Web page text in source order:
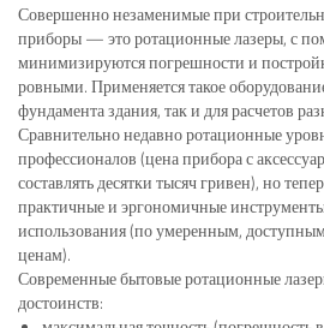
Совершенно незаменимые при
приборы — это ротационные лазеры, с
минимизируются погрешности и
ровными. Применяется такое
фундамента здания, так и для расчетов
Сравнительно недавно ротационные
профессионалов (цена прибора с
составлять десятки тысяч гривен), но
практичные и эргономичные
использования (по умеренным,
ценам).
Современные бытовые ротационные
достоинств: